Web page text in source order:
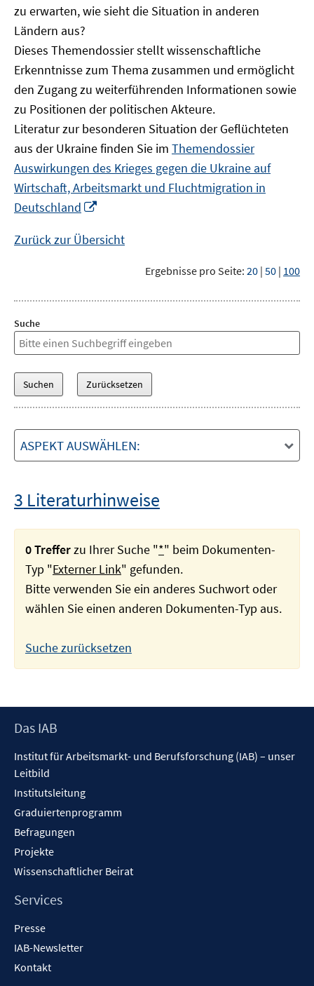
zu erwarten, wie sieht die Situation in anderen
Ländern aus?
Dieses Themendossier stellt wissenschaftliche
Erkenntnisse zum Thema zusammen und ermöglicht
den Zugang zu weiterführenden Informationen sowie
zu Positionen der politischen Akteure.
Literatur zur besonderen Situation der Geflüchteten
aus der Ukraine finden Sie im Themendossier
Auswirkungen des Krieges gegen die Ukraine auf
Wirtschaft, Arbeitsmarkt und Fluchtmigration in
Deutschland
Fenster
Zurück zur Übersicht
Ergebnisse pro Seite: 20 | 50 | 100
Suche
ASPEKT AUSWÄHLEN:
3 Literaturhinweise
0 Trefferzu Ihrer Suche "*" beim Dokumenten-
Typ "Externer Link" gefunden.
Bitte verwenden Sie ein anderes Suchwort oder
wählen Sie einen anderen Dokumenten-Typ aus.
Suche zurücksetzen
Footer
Das IAB
Institut für Arbeitsmarkt- und Berufsforschung (IAB) – unser
Leitbild
Institutsleitung
Graduiertenprogramm
Befragungen
Projekte
Wissenschaftlicher Beirat
Services
Presse
IAB-Newsletter
Kontakt